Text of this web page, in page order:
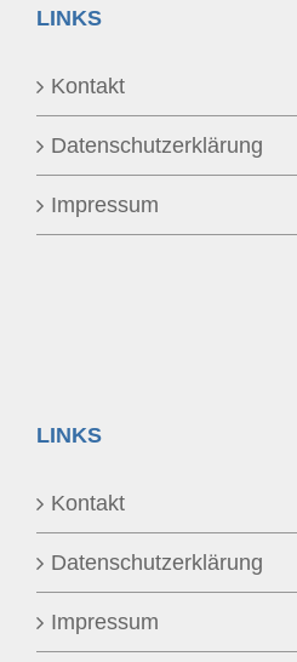
LINKS
Kontakt
Datenschutzerklärung
Impressum
LINKS
Kontakt
Datenschutzerklärung
Impressum